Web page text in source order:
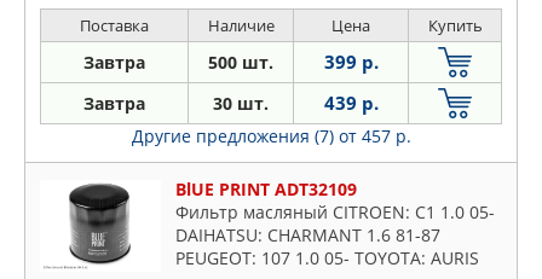
Поставка Наличие Цена Купить
Завтра 500 шт. 399 р.
Завтра 30 шт. 439 р.
Другие предложения (7) от 457 р.
BlUE PRINT ADT32109
Фильтр масляный CITROEN: C1 1.0 05-
DAIHATSU: CHARMANT 1.6 81-87
PEUGEOT: 107 1.0 05- TOYOTA: AURIS